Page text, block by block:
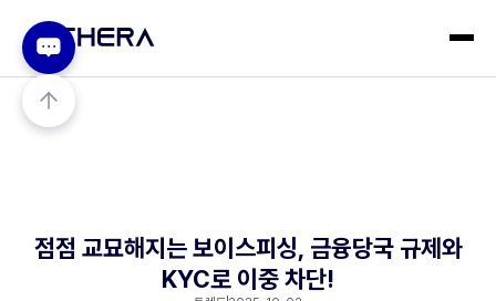
점점 교묘해지는 보이스피싱, 금융당국 규제와
KYC로 이중 차단!